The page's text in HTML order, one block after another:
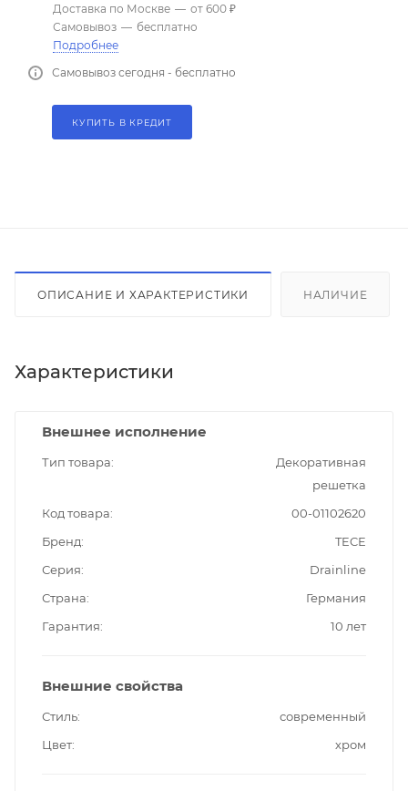
Доставка по Москве — от 600 ₽
Самовывоз — бесплатно
Подробнее
Самовывоз сегодня - бесплатно
КУПИТЬ В КРЕДИТ
ОПИСАНИЕ И ХАРАКТЕРИСТИКИ НАЛИЧИЕ
Характеристики
Внешнее исполнение
Тип товара
Декоративная
решетка
Код товара
00-01102620
Бренд
TECE
Серия
Drainline
Страна
Германия
Гарантия
10 лет
Внешние свойства
Стиль
современный
Цвет
хром